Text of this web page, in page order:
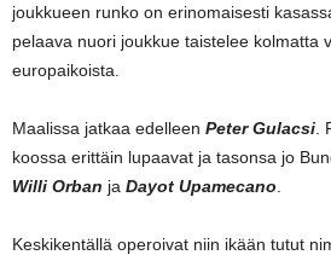
joukkueen runko on erinomaisesti
pelaava nuori joukkue taistelee kolmatta
europaikoista.
Maalissa jatkaa edelleen Peter Gulacsi
koossa erittäin lupaavat ja tasonsa jo
Willi Orban ja Dayot Upamecano
Keskikentällä operoivat niin ikään tutut